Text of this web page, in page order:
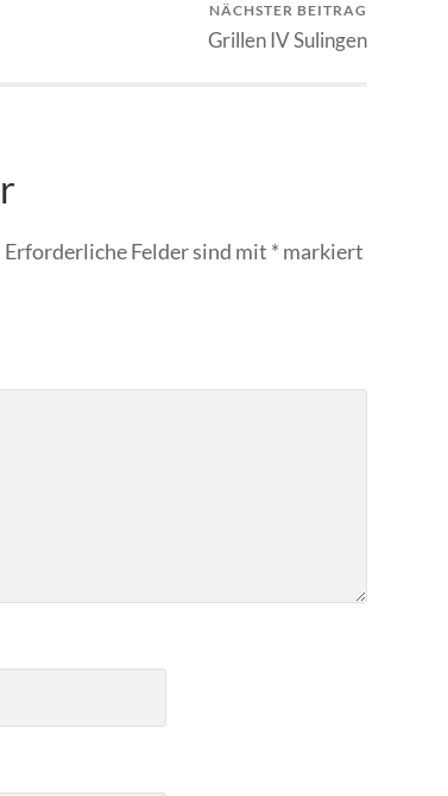
NÄCHSTER BEITRAG
Grillen IV Sulingen
Erforderliche Felder sind mit * markiert